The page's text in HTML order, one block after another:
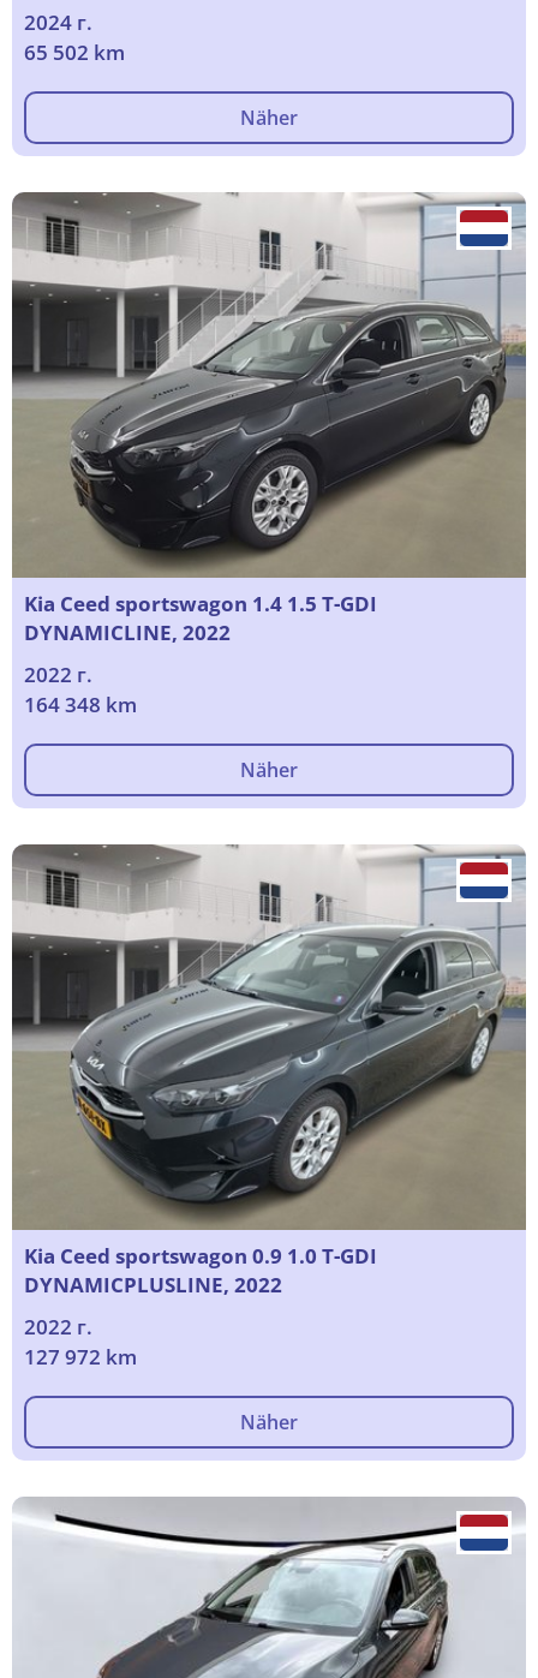
2024 г.
65 502 km
Näher
Kia Ceed sportswagon 1.4 1.5 T-GDI
DYNAMICLINE, 2022
2022 г.
164 348 km
Näher
Kia Ceed sportswagon 0.9 1.0 T-GDI
DYNAMICPLUSLINE, 2022
2022 г.
127 972 km
Näher